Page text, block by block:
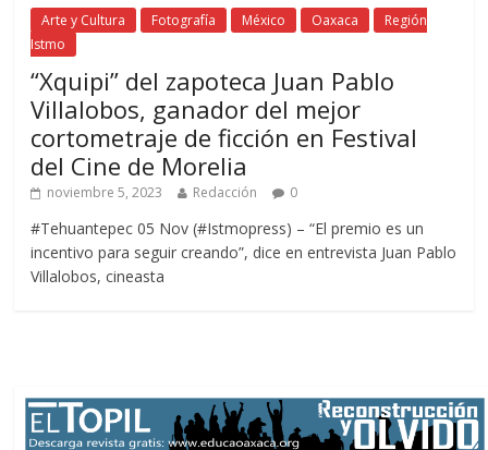
Arte y Cultura Fotografía México Oaxaca
Región
Istmo
“Xquipi” del zapoteca Juan Pablo
Villalobos, ganador del mejor
cortometraje de ficción en Festival
del Cine de Morelia
noviembre 5, 2023 Redacción 0
#Tehuantepec 05 Nov (#Istmopress) – “El premio es un
incentivo para seguir creando”, dice en entrevista Juan Pablo
Villalobos, cineasta